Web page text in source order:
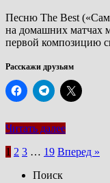
Песню The Best
на домашних матчах
первой композицию
Расскажи друзьям
Читать далее
Пагинация
записей
1 2 3 … 19 Вперед »
Поиск